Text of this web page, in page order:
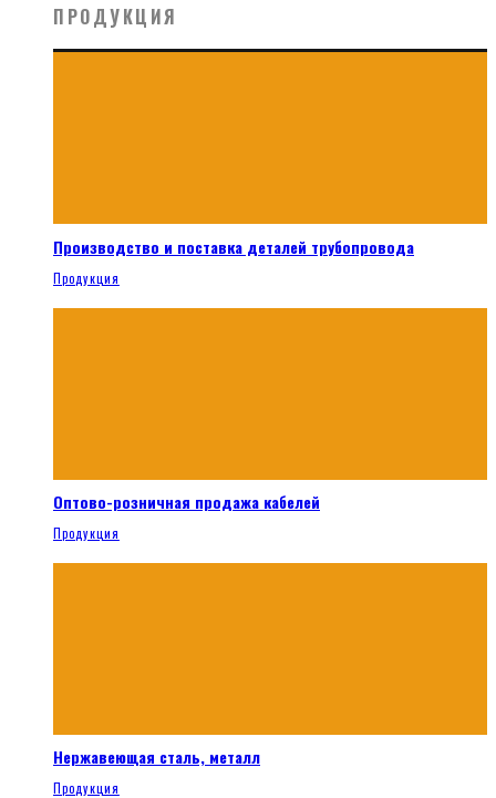
ПРОДУКЦИЯ
Производство и поставка деталей трубопровода
Продукция
Оптово-розничная продажа кабелей
Продукция
Нержавеющая сталь, металл
Продукция